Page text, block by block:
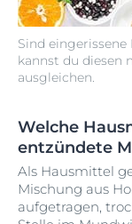
Sind
kannst du diesen
ausgleichen.
Welche
entzündete
Als Hausmittel
Mischung aus
aufgetragen,